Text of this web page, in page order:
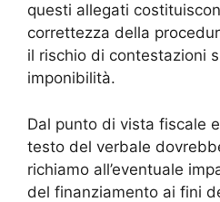
questi allegati
correttezza della
il rischio di contestazioni
imponibilità.
Dal punto di vista fiscale
testo del verbale
richiamo all’eventuale
del finanziamento ai fini